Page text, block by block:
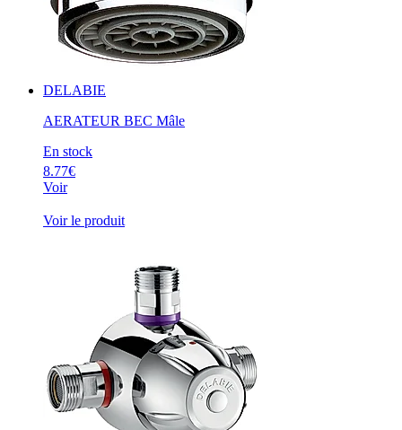
DELABIE
AERATEUR BEC Mâle
En stock
8.77€
Voir
Voir le produit